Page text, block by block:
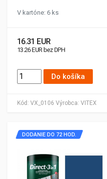
Kód: VX_0106 Výrobca: VITEX
V kartóne: 6 ks
16.31 EUR
13.26 EUR bez DPH
Do košíka
DODANIE DO 72 HOD.